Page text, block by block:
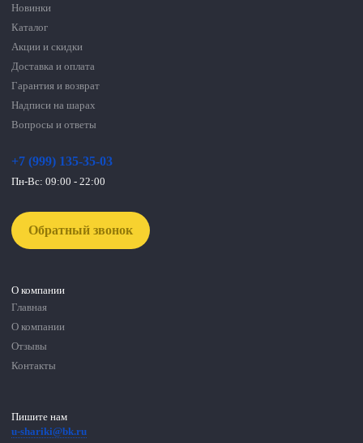
Новинки
Каталог
Акции и скидки
Доставка и оплата
Гарантия и возврат
Надписи на шарах
Вопросы и ответы
О компании
Главная
О компании
Отзывы
Контакты
Пишите нам
u-shariki@bk.ru
+7 (999) 135-35-03
Пн-Вс: 09:00 - 22:00
Обратный звонок